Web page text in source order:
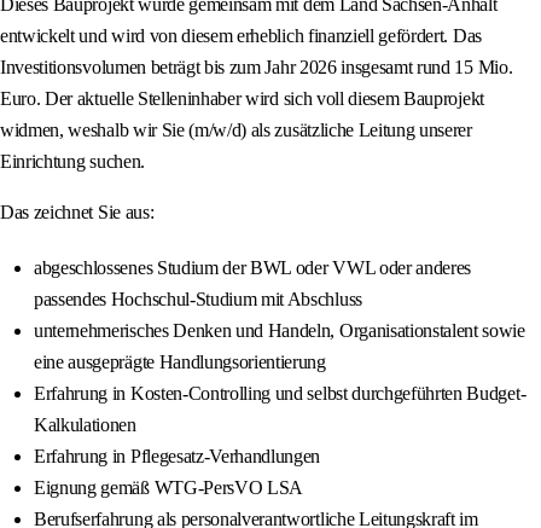
Dieses Bauprojekt wurde gemeinsam mit dem Land Sachsen-Anhalt
entwickelt und wird von diesem erheblich finanziell gefördert. Das
Investitionsvolumen beträgt bis zum Jahr 2026 insgesamt rund 15 Mio.
Euro. Der aktuelle Stelleninhaber wird sich voll diesem Bauprojekt
widmen, weshalb wir Sie (m/w/d) als zusätzliche Leitung unserer
Einrichtung suchen.
Das zeichnet Sie aus:
abgeschlossenes Studium der BWL oder VWL oder anderes
passendes Hochschul-Studium mit Abschluss
unternehmerisches Denken und Handeln, Organisationstalent sowie
eine ausgeprägte Handlungsorientierung
Erfahrung in Kosten-Controlling und selbst durchgeführten Budget-
Kalkulationen
Erfahrung in Pflegesatz-Verhandlungen
Eignung gemäß WTG-PersVO LSA
Berufserfahrung als personalverantwortliche Leitungskraft im